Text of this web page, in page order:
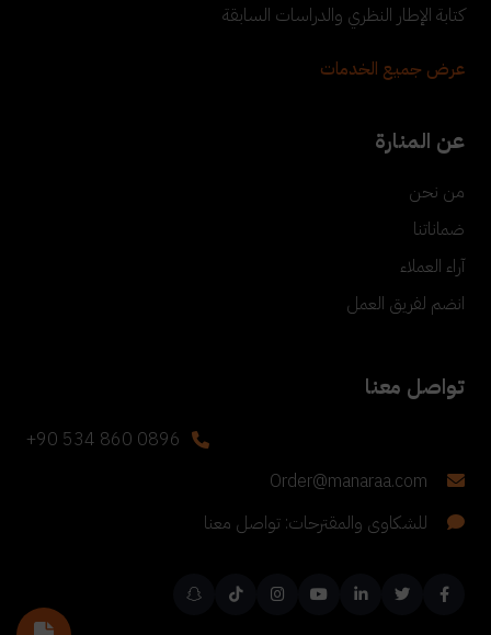
كتابة الإطار النظري والدراسات السابقة
عرض جميع الخدمات
عن المنارة
من نحن
ضماناتنا
آراء العملاء
انضم لفريق العمل
تواصل معنا
+90 534 860 0896
Order@manaraa.com
للشكاوى والمقترحات: تواصل معنا